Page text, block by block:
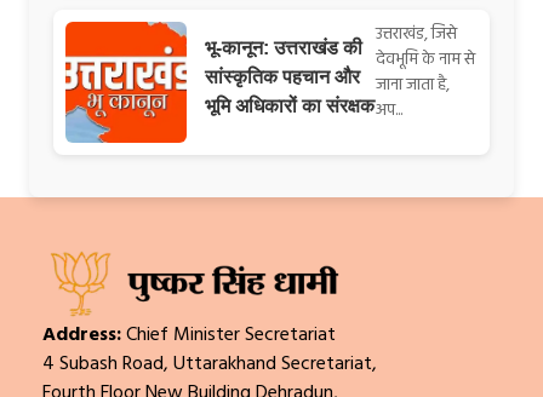
भू-कानून: उत्तराखंड की
सांस्कृतिक पहचान और
भूमि अधिकारों का संरक्षक
उत्तराखंड, जिसे
देवभूमि के नाम से
जाना जाता है,
अप...
Address:Chief Minister Secretariat
4 Subash Road, Uttarakhand Secretariat,